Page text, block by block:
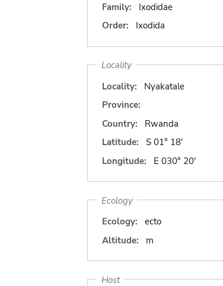
Family:
Ixodidae
Order:
Ixodida
Locality
Locality:
Nyakatale
Province:
Country:
Rwanda
Latitude:
S 01° 18'
Longitude:
E 030° 20'
Ecology
Ecology:
ecto
Altitude:
m
Host